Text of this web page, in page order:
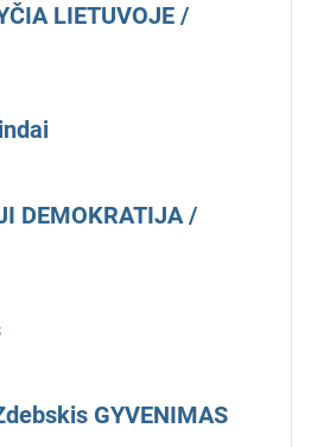
LIETUVOJE /
DEMOKRATIJA /
GYVENIMAS